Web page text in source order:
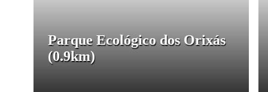
Parque Ecológico dos Orixás
(0.9km)